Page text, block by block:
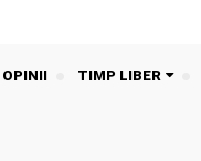
OPINII TIMP LIBER